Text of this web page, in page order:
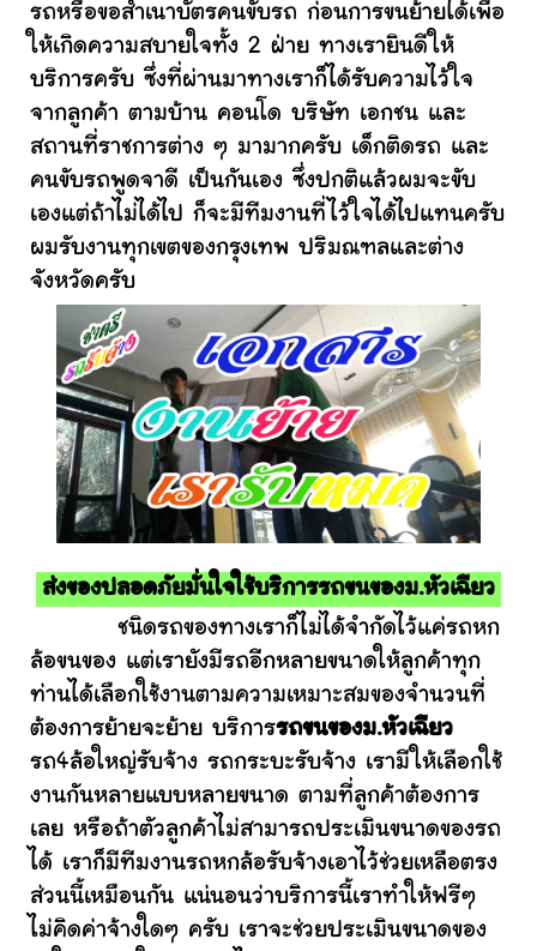
รถหรือขอสำเนาบัตรคนขับรถ ก่อนการขนย้ายได้เพื่อ
ให้เกิดความสบายใจทั้ง 2 ฝ่าย ทางเรายินดีให้
บริการครับ ซึ่งที่ผ่านมาทางเราก็ได้รับความไว้ใจ
จากลูกค้า ตามบ้าน คอนโด บริษัท เอกชน และ
สถานที่ราชการต่าง ๆ มามากครับ เด็กติดรถ และ
คนขับรถพูดจาดี เป็นกันเอง ซึ่งปกติแล้วผมจะขับ
เองแต่ถ้าไม่ได้ไป ก็จะมีทีมงานที่ไว้ใจได้ไปแทนครับ
ผมรับงานทุกเขตของกรุงเทพ ปริมณฑลและต่าง
จังหวัดครับ
ส่งของปลอดภัยมั่นใจใช้บริการรถขนของม.หัวเฉียว
ชนิดรถของทางเราก็ไม่ได้จำกัดไว้แค่รถหก
ล้อขนของ แต่เรายังมีรถอีกหลายขนาดให้ลูกค้าทุก
ท่านได้เลือกใช้งานตามความเหมาะสมของจำนวนที่
ต้องการย้ายจะย้าย บริการรถขนของม.หัวเฉียว
รถ4ล้อใหญ่รับจ้าง รถกระบะรับจ้าง เรามีให้เลือกใช้
งานกันหลายแบบหลายขนาด ตามที่ลูกค้าต้องการ
เลย หรือถ้าตัวลูกค้าไม่สามารถประเมินขนาดของรถ
ได้ เราก็มีทีมงานรถหกล้อรับจ้างเอาไว้ช่วยเหลือตรง
ส่วนนี้เหมือนกัน แน่นอนว่าบริการนี้เราทำให้ฟรีๆ
ไม่คิดค่าจ้างใดๆ ครับ เราจะช่วยประเมินขนาดของ